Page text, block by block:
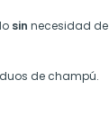
sin necesidad de
de champú.